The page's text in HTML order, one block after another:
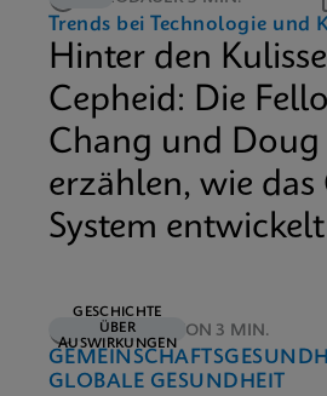
Trends bei Technologie und
Hinter den
Cepheid: Die
Chang und
erzählen, wie das
System
GESCHICHTE
ÜBER
AUSWIRKUNGEN
LESEDAUER VON 3 MIN.
GLOBALE GESUNDHEIT